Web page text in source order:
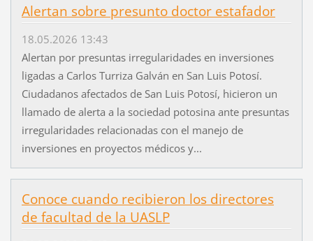
Alertan sobre presunto doctor estafador
18.05.2026 13:43
Alertan por presuntas irregularidades en inversiones
ligadas a Carlos Turriza Galván en San Luis Potosí.
Ciudadanos afectados de San Luis Potosí, hicieron un
llamado de alerta a la sociedad potosina ante presuntas
irregularidades relacionadas con el manejo de
inversiones en proyectos médicos y...
Conoce cuando recibieron los directores
de facultad de la UASLP